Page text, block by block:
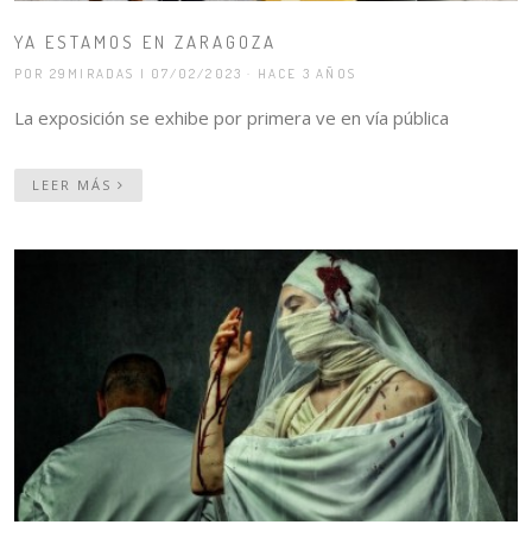
YA ESTAMOS EN ZARAGOZA
POR 29MIRADAS | 07/02/2023 · HACE 3 AÑOS
La exposición se exhibe por primera ve en vía pública
LEER MÁS